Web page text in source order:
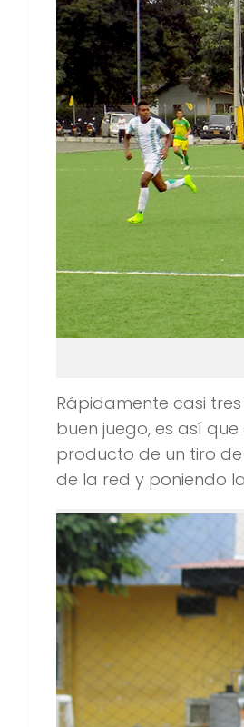
Rápidamente casi
buen juego, es así
producto de un tiro
de la red y poniendo